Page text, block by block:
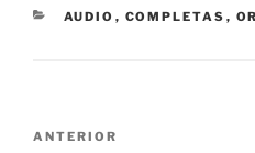
CATEGORÍAS
AUDIO , COMPLETAS ,
Entrada
ANTERIOR